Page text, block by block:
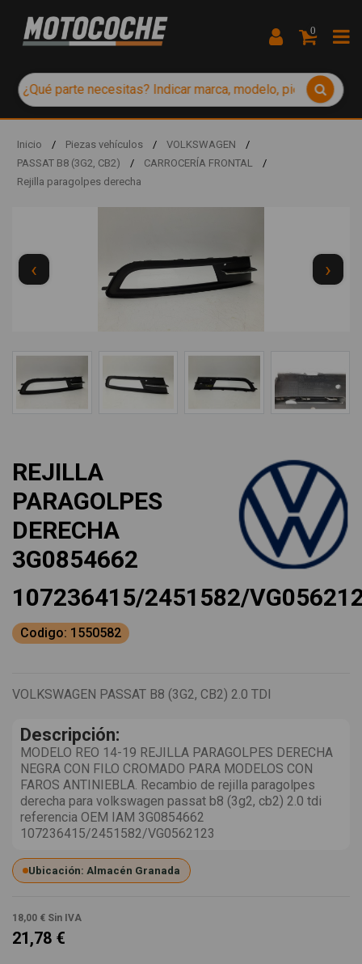
0
Inicio / Piezas vehículos / VOLKSWAGEN
/
PASSAT B8 (3G2, CB2)
/ CARROCERÍA FRONTAL
/
Rejilla paragolpes derecha
‹ ›
REJILLA
PARAGOLPES
DERECHA
3G0854662
107236415/2451582/
Codigo: 1550582
VOLKSWAGEN PASSAT B8 (3G2, CB2) 2.0 TDI
Descripción:
MODELO REO 14-19 REJILLA PARAGOLPES DERECHA
NEGRA CON FILO CROMADO PARA MODELOS CON
FAROS ANTINIEBLA. Recambio de rejilla paragolpes
derecha para volkswagen passat b8 (3g2, cb2) 2.0 tdi
referencia OEM IAM 3G0854662
107236415/2451582/VG0562123
Ubicación: Almacén Granada
18,00 € Sin IVA
21,78 €